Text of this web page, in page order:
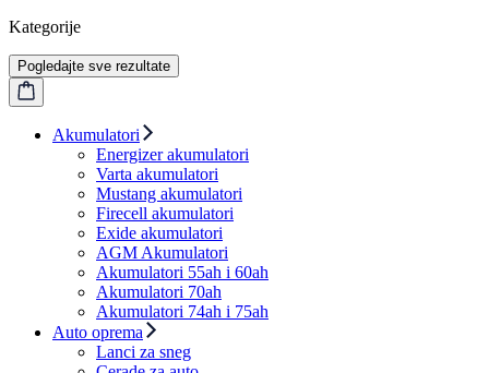
Kategorije
Pogledajte sve rezultate
Akumulatori
Energizer akumulatori
Varta akumulatori
Mustang akumulatori
Firecell akumulatori
Exide akumulatori
AGM Akumulatori
Akumulatori 55ah i 60ah
Akumulatori 70ah
Akumulatori 74ah i 75ah
Auto oprema
Lanci za sneg